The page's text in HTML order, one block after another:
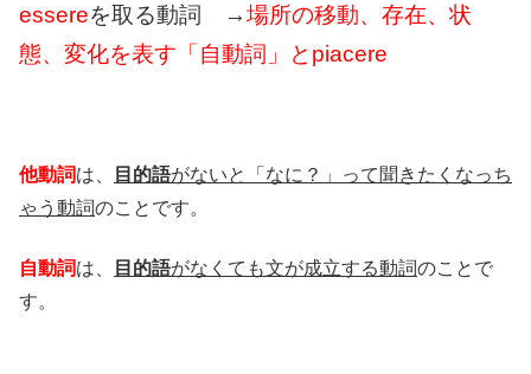
essereを取る動詞 →場所の移動、存在、状
態、変化を表す「自動詞」とpiacere
他動詞は、 目的語がないと「なに？」って聞きたくなっち
ゃう動詞のことです。
自動詞は、 目的語がなくても文が成立する動詞のことで
す。